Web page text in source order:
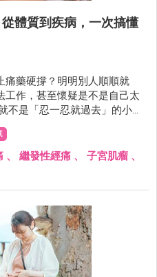
體質到疾病，一次搞懂
痛藥硬撐？明明別人順順就
工作，甚至懷疑是不是自己太
！許多女性誤以為經痛是體質
忽略了背後可能隱藏著婦科疾
甚至隨著年紀越來越嚴重，
出問題了！」
、 繼發性經痛 、 子宮肌瘤 、